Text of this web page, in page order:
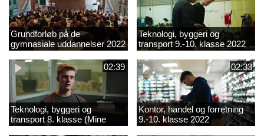
Grundforløb på de
gymnasiale uddannelser 2022
Teknologi, byggeri og
transport 9.-10. klasse 2022
02:39
Teknologi, byggeri og
transport 8. klasse (Mine
introkurser) 2022
02:33
Kontor, handel og forretning
9.-10. klasse 2022